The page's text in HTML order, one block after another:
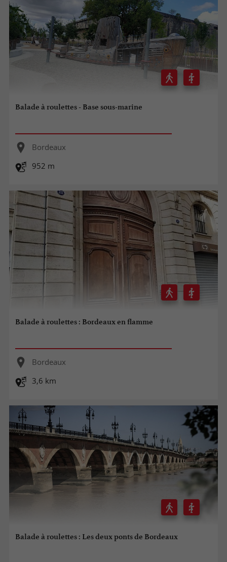
Balade à roulettes - Base sous-marine
Bordeaux
952 m
Balade à roulettes : Bordeaux en flamme
Bordeaux
3,6 km
Balade à roulettes : Les deux ponts de Bordeaux